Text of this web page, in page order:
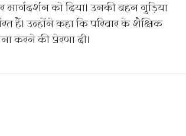
को दिया। उनकी बहन गुड़िया
हैं। उन्होंने कहा कि परिवार के शैक्षिक
करने की प्रेरणा दी।